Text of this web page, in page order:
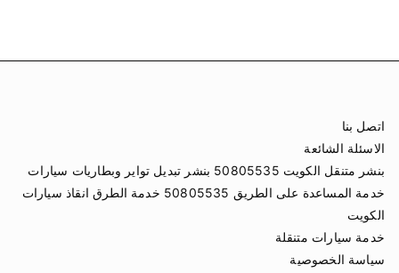
اتصل بنا
الاسئلة الشائعة
بنشر متنقل الكويت 50805535 بنشر تبديل تواير وبطاريات سيارات
خدمة المساعدة على الطريق 50805535 خدمة الطرق انقاذ سيارات
الكويت
خدمة سيارات متنقلة
سياسة الخصوصية